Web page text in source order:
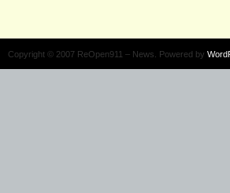
Copyright © 2007 ReOpen911 – News. Powered by